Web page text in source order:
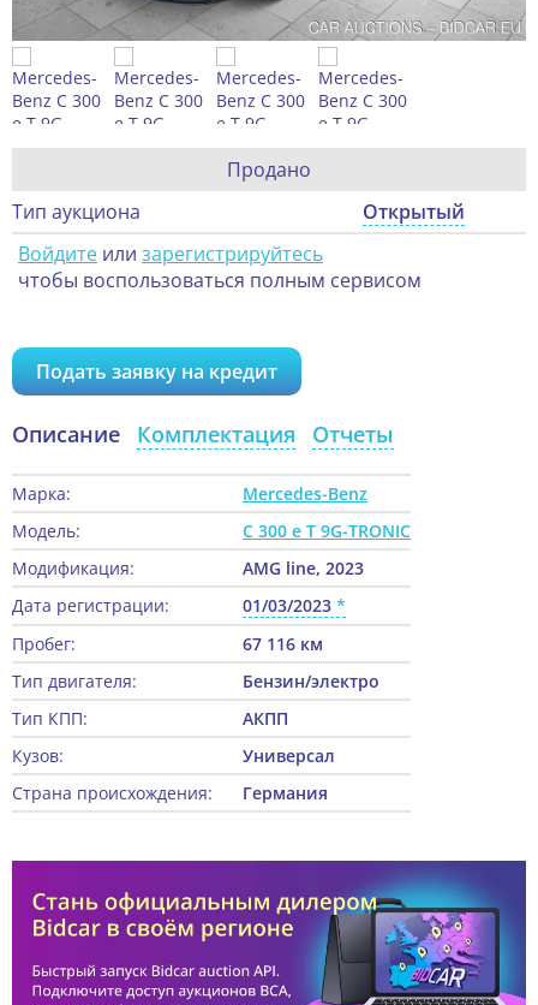
Продано
Тип аукциона
Открытый
Войдите или зарегистрируйтесь
чтобы воспользоваться полным сервисом
Подать заявку на кредит
Описание Комплектация Отчеты
Марка:
Mercedes-Benz
Модель:
C 300 e T 9G-TRONIC
Модификация:
AMG line, 2023
Дата регистрации:
01/03/2023
Пробег:
67 116 км
Тип двигателя:
Бензин/электро
Тип КПП:
АКПП
Кузов:
Универсал
Страна происхождения:
Германия